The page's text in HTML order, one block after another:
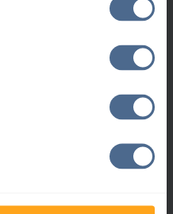
der
in Moosdorf
Datum